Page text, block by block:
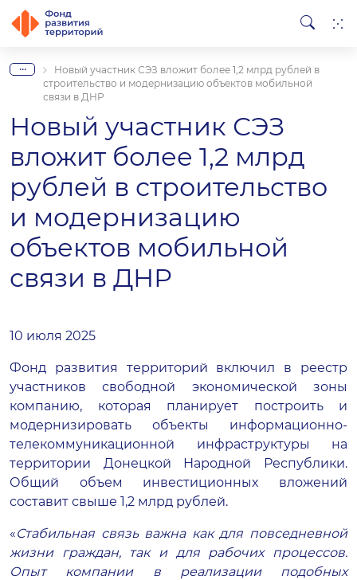
...
Новый участник СЭЗ вложит более 1,2 млрд рублей в
строительство и модернизацию объектов мобильной
связи в ДНР
Новый участник СЭЗ
вложит более 1,2 млрд
рублей в строительство
и модернизацию
объектов мобильной
связи в ДНР
10 июля 2025
Фонд развития территорий включил в реестр
участников свободной экономической зоны
компанию, которая планирует построить и
модернизировать объекты информационно-
телекоммуникационной инфраструктуры на
территории Донецкой Народной Республики.
Общий объем инвестиционных вложений
составит свыше 1,2 млрд рублей.
«Стабильная связь важна как для повседневной
жизни граждан, так и для рабочих процессов.
Опыт компании в реализации подобных